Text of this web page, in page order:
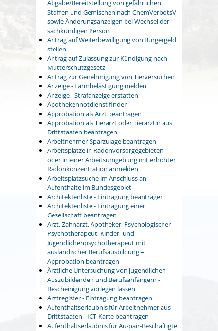
Abgabe/Bereitstellung von gefährlichen
Stoffen und Gemischen nach ChemVerbotsV
sowie Änderungsanzeigen bei Wechsel der
sachkundigen Person
Antrag auf Weiterbewilligung von Bürgergeld
stellen
Antrag auf Zulassung zur Kündigung nach
Mutterschutzgesetz
Antrag zur Genehmigung von Tierversuchen
Anzeige - Lärmbelästigung melden
Anzeige - Strafanzeige erstatten
Apothekennotdienst finden
Approbation als Arzt beantragen
Approbation als Tierarzt oder Tierärztin aus
Drittstaaten beantragen
Arbeitnehmer-Sparzulage beantragen
Arbeitsplätze in Radonvorsorgegebieten
oder in einer Arbeitsumgebung mit erhöhter
Radonkonzentration anmelden
Arbeitsplatzsuche im Anschluss an
Aufenthalte im Bundesgebiet
Architektenliste - Eintragung beantragen
Architektenliste - Eintragung einer
Gesellschaft beantragen
Arzt, Zahnarzt, Apotheker, Psychologischer
Psychotherapeut, Kinder- und
Jugendlichenpsychotherapeut mit
ausländischer Berufsausbildung –
Approbation beantragen
Ärztliche Untersuchung von jugendlichen
Auszubildenden und Berufsanfängern -
Bescheinigung vorlegen lassen
Arztregister - Eintragung beantragen
Aufenthaltserlaubnis für Arbeitnehmer aus
Drittstaaten - ICT-Karte beantragen
Aufenthaltserlaubnis für Au-pair-Beschäftigte